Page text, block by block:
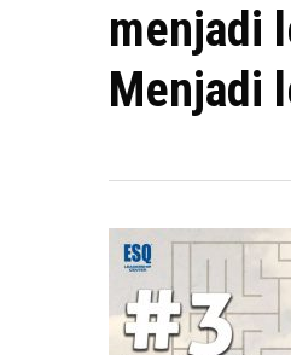
menjadi
Menjadi